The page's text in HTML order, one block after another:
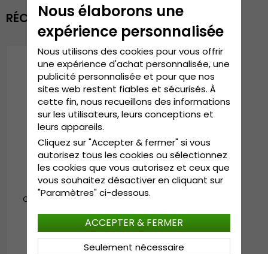
RÉCEMMENT VU
Chapeaux - Gårda Puolo
€19.99
Nous élaborons une
expérience personnalisée
Nous utilisons des cookies pour vous offrir
une expérience d'achat personnalisée, une
publicité personnalisée et pour que nos
sites web restent fiables et sécurisés. À
cette fin, nous recueillons des informations
sur les utilisateurs, leurs conceptions et
leurs appareils.
Cliquez sur "Accepter & fermer" si vous
autorisez tous les cookies ou sélectionnez
les cookies que vous autorisez et ceux que
vous souhaitez désactiver en cliquant sur
"Paramètres" ci-dessous.
Seulement nécessaire
ACCEPTER & FERMER